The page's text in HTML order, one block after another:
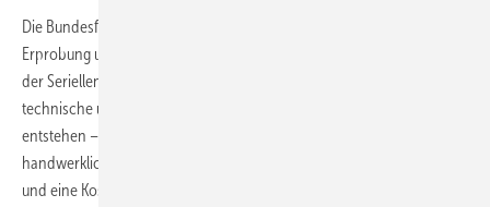
Die Bundesförderung Serielle Sanierung fördert die Entwicklung,
Erprobung und Herstellung neuartiger Verfahren und Komponenten
der Seriellen Sanierung. Angereizt durch das Förderprogramm sollen
technische und konzeptionelle Innovationen zur Seriellen Sanierung
entstehen – indem Bauunternehmen, Zulieferunternehmen oder
handwerkliche Betriebe neue Lösungen anbieten, weiterentwickeln
und eine Kostendegression u. a. durch Stückzahlen und automatisierte